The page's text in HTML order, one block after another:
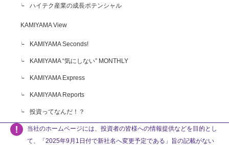
ハイテク産業の成長ポテンシャル
KAMIYAMA View
KAMIYAMA Seconds!
KAMIYAMA “気にしない” MONTHLY
KAMIYAMA Express
KAMIYAMA Reports
投資ってなんだ！？
当社のホームページには、投資者の皆様への情報提供などを目的とし
て、「2025年9月1日付で新社名へ変更予定である」旨の記載がない